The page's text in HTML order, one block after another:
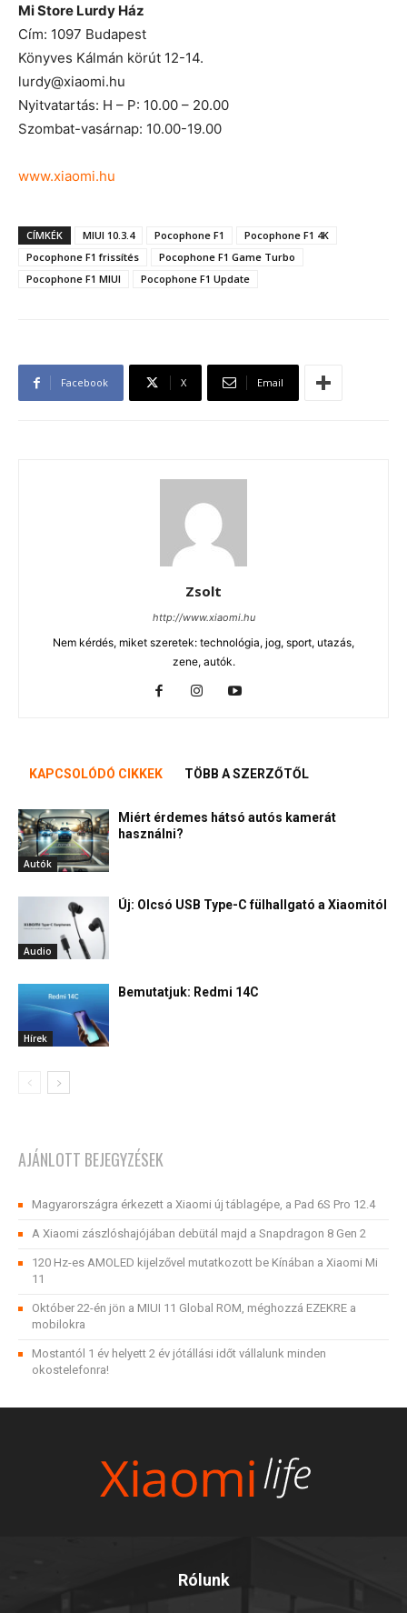
Mi Store Lurdy Ház
Cím: 1097 Budapest
Könyves Kálmán körút 12-14.
lurdy@xiaomi.hu
Nyitvatartás: H – P: 10.00 – 20.00
Szombat-vasárnap: 10.00-19.00
www.xiaomi.hu
CÍMKÉK MIUI 10.3.4 Pocophone F1
Pocophone F1 4K
Pocophone F1 frissítés
Pocophone F1 Game Turbo
Pocophone F1 MIUI
Pocophone F1 Update
Facebook X Email
Zsolt
http://www.xiaomi.hu
Nem kérdés, miket szeretek: technológia, jog, sport, utazás,
zene, autók.
KAPCSOLÓDÓ CIKKEK TÖBB A SZERZŐTŐL
Autók
Miért érdemes hátsó autós kamerát
használni?
Audio
Új: Olcsó USB Type-C fülhallgató a Xiaomitól
Hírek
Bemutatjuk: Redmi 14C
AJÁNLOTT BEJEGYZÉSEK
Magyarországra érkezett a Xiaomi új táblagépe, a Pad 6S Pro 12.4
A Xiaomi zászlóshajójában debütál majd a Snapdragon 8 Gen 2
120 Hz-es AMOLED kijelzővel mutatkozott be Kínában a Xiaomi Mi
11
Október 22-én jön a MIUI 11 Global ROM, méghozzá EZEKRE a
mobilokra
Mostantól 1 év helyett 2 év jótállási időt vállalunk minden
okostelefonra!
Rólunk